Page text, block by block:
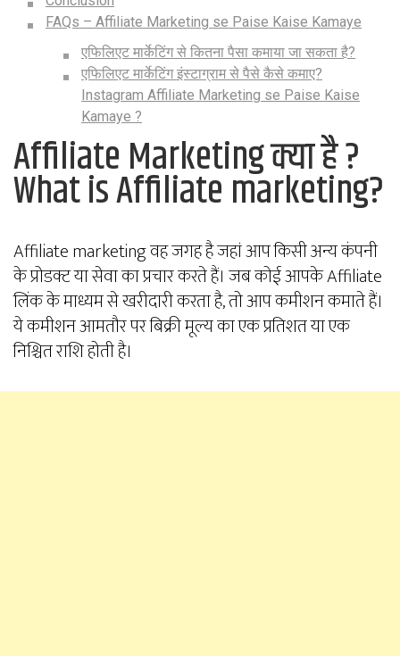
FAQs – Affiliate Marketing se Paise Kaise Kamaye
एफिलिएट मार्केटिंग से कितना पैसा कमाया जा सकता है?
एफिलिएट मार्केटिंग इंस्टाग्राम से पैसे कैसे कमाए?
Instagram Affiliate Marketing se Paise Kaise
Kamaye ?
Affiliate Marketing क्या है ?
What is Affiliate marketing?
Affiliate marketing वह जगह है जहां आप किसी अन्य कंपनी
के प्रोडक्ट या सेवा का प्रचार करते हैं। जब कोई आपके Affiliate
लिंक के माध्यम से खरीदारी करता है, तो आप कमीशन कमाते हैं।
ये कमीशन आमतौर पर बिक्री मूल्य का एक प्रतिशत या एक
निश्चित राशि होती है।